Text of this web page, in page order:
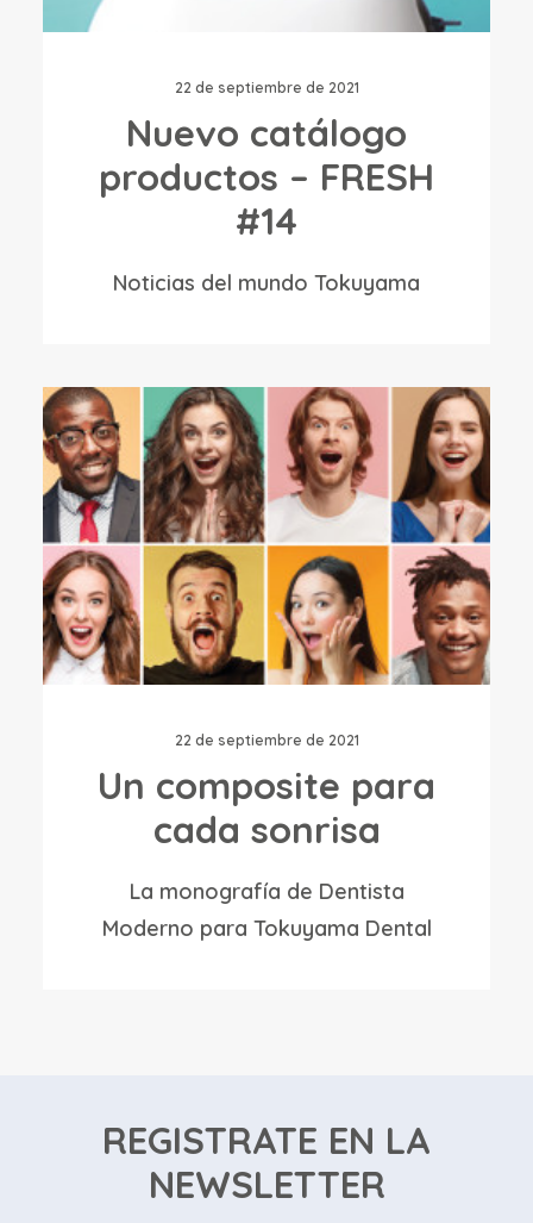
22 de septiembre de 2021
Nuevo catálogo
productos – FRESH
#14
Noticias del mundo Tokuyama
22 de septiembre de 2021
Un composite para
cada sonrisa
La monografía de Dentista
Moderno para Tokuyama Dental
REGISTRATE EN LA
NEWSLETTER